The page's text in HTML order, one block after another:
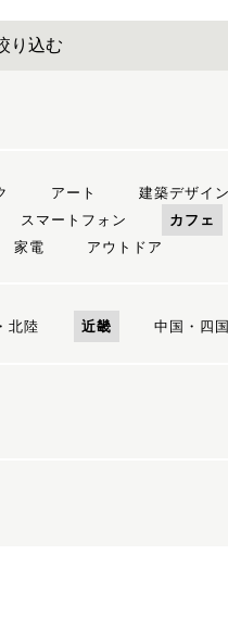
り込む
アート 建築デザイン
スマートフォン カフェ
家電 アウトドア
北陸 近畿 中国・四国